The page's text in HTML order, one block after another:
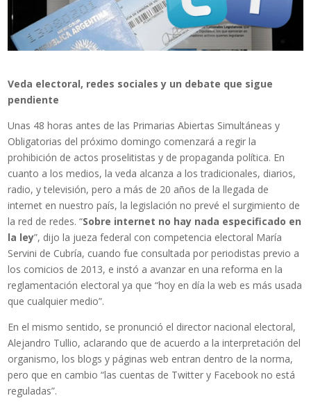
Veda electoral, redes sociales y un debate que sigue
pendiente
Unas 48 horas antes de las Primarias Abiertas Simultáneas y
Obligatorias del próximo domingo comenzará a regir la
prohibición de actos proselitistas y de propaganda política. En
cuanto a los medios, la veda alcanza a los tradicionales, diarios,
radio, y televisión, pero a más de 20 años de la llegada de
internet en nuestro país, la legislación no prevé el surgimiento de
la red de redes. “Sobre internet no hay nada especificado en
la ley”, dijo la jueza federal con competencia electoral María
Servini de Cubría, cuando fue consultada por periodistas previo a
los comicios de 2013, e instó a avanzar en una reforma en la
reglamentación electoral ya que “hoy en día la web es más usada
que cualquier medio”.
En el mismo sentido, se pronunció el director nacional electoral,
Alejandro Tullio, aclarando que de acuerdo a la interpretación del
organismo, los blogs y páginas web entran dentro de la norma,
pero que en cambio “las cuentas de Twitter y Facebook no está
reguladas”.